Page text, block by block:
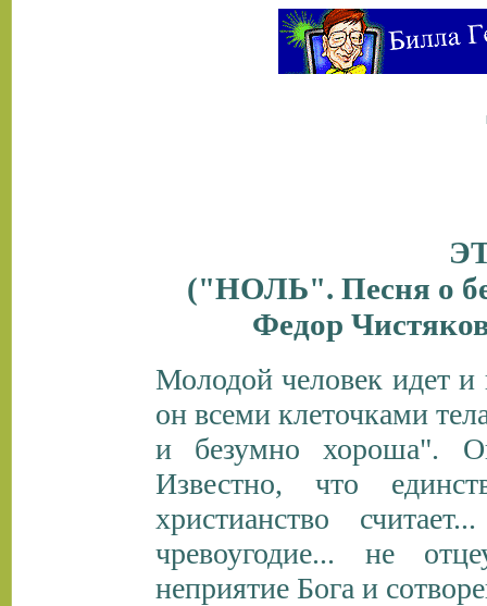
("НОЛЬ". Песня о
Федор
Молодой человек идет
он всеми клеточками
и безумно хороша".
Известно, что
христианство
чревоугодие... не
неприятие Бога и